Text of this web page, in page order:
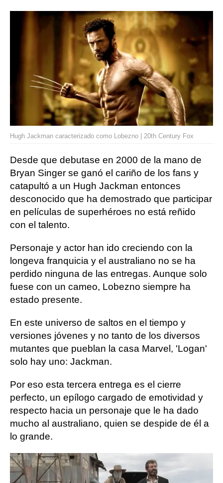
Hugh Jackman caracterizado como Lobezno | 20th Century Fox
Desde que debutase en 2000 de la mano de
Bryan Singer se ganó el cariño de los fans y
catapultó a un Hugh Jackman entonces
desconocido que ha demostrado que participar
en películas de superhéroes no está reñido
con el talento.
Personaje y actor han ido creciendo con la
longeva franquicia y el australiano no se ha
perdido ninguna de las entregas. Aunque solo
fuese con un cameo, Lobezno siempre ha
estado presente.
En este universo de saltos en el tiempo y
versiones jóvenes y no tanto de los diversos
mutantes que pueblan la casa Marvel, 'Logan'
solo hay uno: Jackman.
Por eso esta tercera entrega es el cierre
perfecto, un epílogo cargado de emotividad y
respecto hacia un personaje que le ha dado
mucho al australiano, quien se despide de él a
lo grande.